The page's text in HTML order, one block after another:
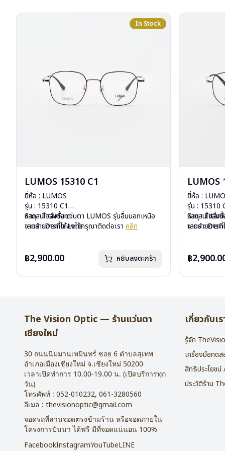
In Stock
LUMOS 15310 C1
ยี่ห้อ : LUMOS
รุ่น : 15310 C1
วัสดุ : Titanium
เลนส์ : Demo Lens
อุปกรณ์ : กล่องแว่น , ผ้าเช็ดแว่น
หากสนใจสั่งชื้อแว่นตา LUMOS รุ่นอื่นนอกเหนือ
จากรายการที่ได้ลงไว้กรุณาติดต่อเรา คลิก
฿2,900.00 หยิบลงตะกร้า
LUMOS
ยี่ห้อ :
รุ่น : 15310
วัสดุ :
เลนส์ :
อุปกรณ์ : กล่
หากสนใจสั่ง
จากรายการ
฿
The Vision Optic — ร้านแว่นตา
เชียงใหม่
30 ถนนนิมมานเหมินทร์ ซอย 6 ตำบลสุเทพ
อำเภอเมืองเชียงใหม่ จ.เชียงใหม่ 50200
เวลาเปิดทำการ 10.00-19.00 น. (เปิดบริการทุก
วัน)
โทรศัพท์ : 052-010232, 061-3280560
อีเมล : thevisionoptic@gmail.com
จอดรถที่ลานจอดตรงข้ามร้าน หรือจอดภายใน
โครงการปันนา ได้ฟรี มีที่จอดแน่นอน 100%
FacebookInstagramYouTubeLINE
เกี่ยวกับเร
รู้จัก
เครื่องมือทดส
สิทธิประโยชน์
ประวัติร้าน